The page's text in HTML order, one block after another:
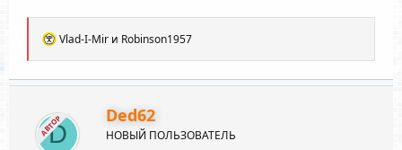
Р
а
к
и
и
:
Vlad-I-Mir и Robinson1957
АВТОР
D
Ded62
НОВЫЙ ПОЛЬЗОВАТЕЛЬ